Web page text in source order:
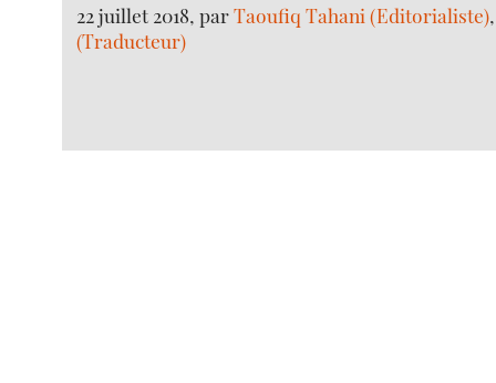
22 juillet 2018, parTaoufiq Tahani (Editorialiste)
(Traducteur)